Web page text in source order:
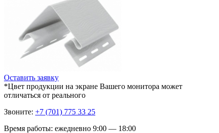
Оставить заявку
*Цвет продукции на экране Вашего монитора может
отличаться от реального
Звоните: +7 (701) 775 33 25
Время работы: ежедневно 9:00 — 18:00